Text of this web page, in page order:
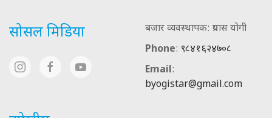
सोसल मिडिया
बजार व्यवस्थापक: प्रयास योगी
Phone: ९८४१६२४७०८
Email:
byogistar@gmail.com